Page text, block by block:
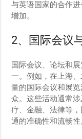
与英语国家的合作
增加。
2、国际会议
国际会议、论坛和
一。例如，在上海
量的国际会议和展
众。这些活动通常
疗、金融、法律等
通的准确性和流畅性